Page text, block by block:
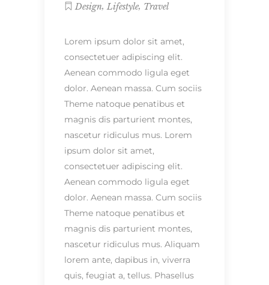
Design, Lifestyle, Travel
Lorem ipsum dolor sit amet,
consectetuer adipiscing elit.
Aenean commodo ligula eget
dolor. Aenean massa. Cum sociis
Theme natoque penatibus et
magnis dis parturient montes,
nascetur ridiculus mus. Lorem
ipsum dolor sit amet,
consectetuer adipiscing elit.
Aenean commodo ligula eget
dolor. Aenean massa. Cum sociis
Theme natoque penatibus et
magnis dis parturient montes,
nascetur ridiculus mus. Aliquam
lorem ante, dapibus in, viverra
quis, feugiat a, tellus. Phasellus